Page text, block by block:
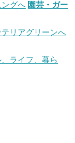
園芸・ガー